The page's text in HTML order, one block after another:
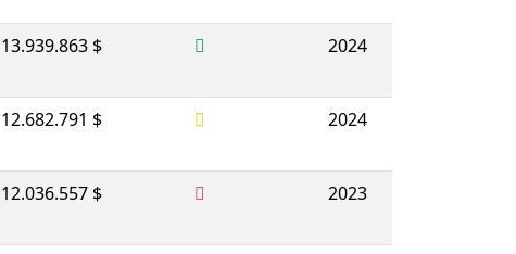
13.939.863 $ 2024
12.682.791 $ 2024
12.036.557 $ 2023